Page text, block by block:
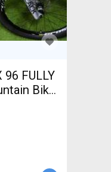
96 FULLY
Bike